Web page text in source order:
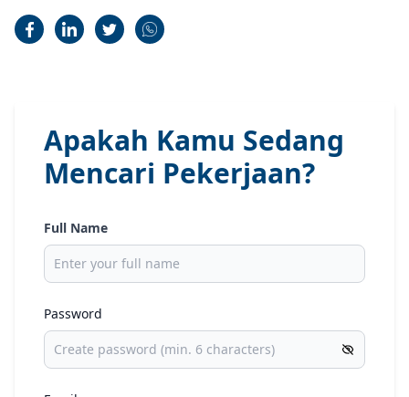
Apakah Kamu Sedang
Mencari Pekerjaan?
Full Name
Password